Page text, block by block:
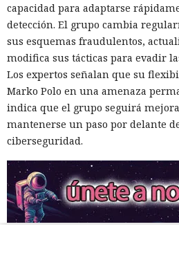
capacidad para adaptarse
detección. El grupo cambia
sus esquemas fraudulentos,
modifica sus tácticas para evadir
Los expertos señalan que su
Marko Polo en una amenaza
indica que el grupo seguirá
mantenerse un paso por delante
ciberseguridad.